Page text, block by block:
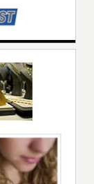
garant voor
wij